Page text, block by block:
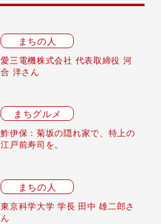
まちの人
愛三電機株式会社 代表取締役 河
合 洋さん
まちグルメ
鮓伊保：菊坂の隠れ家で、特上の
江戸前寿司を。
まちの人
東京科学大学 学長 田中 雄二郎さ
ん